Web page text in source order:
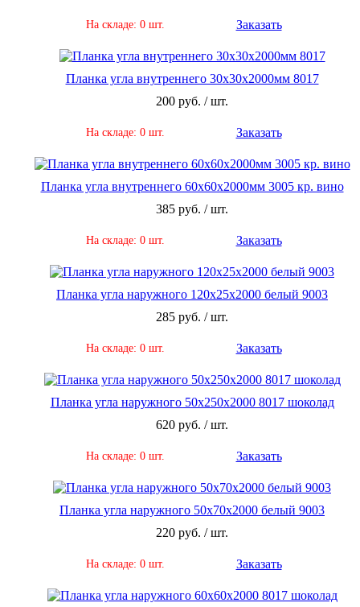
На складе: 0 шт. Заказать
Планка угла внутреннего 30х30х2000мм 8017
200 руб. / шт.
На складе: 0 шт. Заказать
Планка угла внутреннего 60х60х2000мм 3005 кр. вино
385 руб. / шт.
На складе: 0 шт. Заказать
Планка угла наружного 120х25х2000 белый 9003
285 руб. / шт.
На складе: 0 шт. Заказать
Планка угла наружного 50х250х2000 8017 шоколад
620 руб. / шт.
На складе: 0 шт. Заказать
Планка угла наружного 50х70х2000 белый 9003
220 руб. / шт.
На складе: 0 шт. Заказать